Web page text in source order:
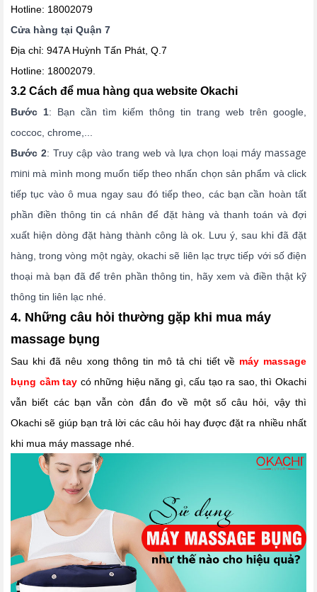
Hotline: 18002079
Cửa hàng tại Quận 7
Địa chỉ: 947A Huỳnh Tấn Phát, Q.7
Hotline: 18002079.
3.2 Cách để mua hàng qua website Okachi
Bước 1: Bạn cần tìm kiếm thông tin trang web trên google,
coccoc, chrome,...
Bước 2: Truy cập vào trang web và lựa chọn loại máy massage
mini mà mình mong muốn tiếp theo nhấn chọn sản phẩm và click
tiếp tục vào ô mua ngay sau đó tiếp theo, các bạn cần hoàn tất
phần điền thông tin cá nhân để đặt hàng và thanh toán và đợi
xuất hiện dòng đặt hàng thành công là ok. Lưu ý, sau khi đã đặt
hàng, trong vòng một ngày, okachi sẽ liên lạc trực tiếp với số điện
thoại mà bạn đã để trên phần thông tin, hãy xem và điền thật kỹ
thông tin liên lạc nhé.
4. Những câu hỏi thường gặp khi mua máy
massage bụng
Sau khi đã nêu xong thông tin mô tả chi tiết về máy massage
bụng cầm tay có những hiệu năng gì, cấu tạo ra sao, thì Okachi
vẫn biết các bạn vẫn còn đắn đo về một số câu hỏi, vậy thì
Okachi sẽ giúp bạn trả lời các câu hỏi hay được đặt ra nhiều nhất
khi mua máy massage nhé.